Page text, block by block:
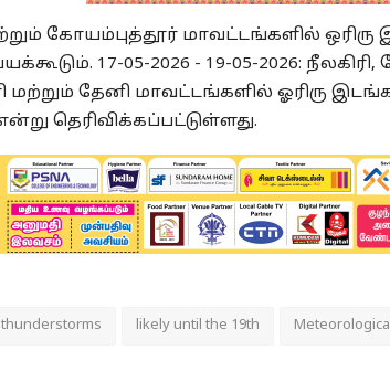
மற்றும் கோயம்புத்தூர் மாவட்டங்களில்
17-05-2026 - 19-05-2026:
மற்றும் தேனி மாவட்டங்களில் ஓரிரு
தெரிவிக்கப்பட்டுள்ளது.
likely until the 19th